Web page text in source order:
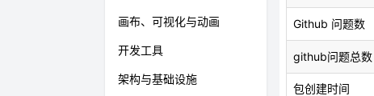
画布、可视化与动画
开发工具
架构与基础设施
Github 问题数
github问题总数
包创建时间